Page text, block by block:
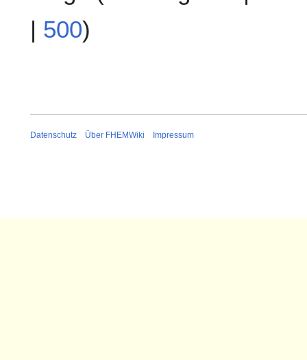
| 500)
Datenschutz Über FHEMWiki Impressum